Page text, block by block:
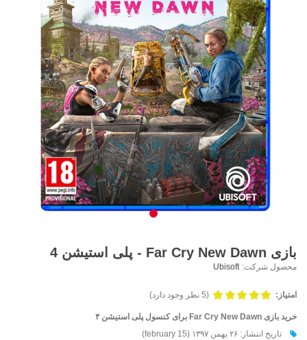
بازی Far Cry New Dawn - پلی استیشن 4
محصول شرکت: Ubisoft
امتیاز: (5 نظر وجود دارد)
خرید بازی Far Cry New Dawn برای کنسول پلی استیشن ۴
تاریخ انتشار: ۲۶ بهمن ۱۳۹۷ (15 february)